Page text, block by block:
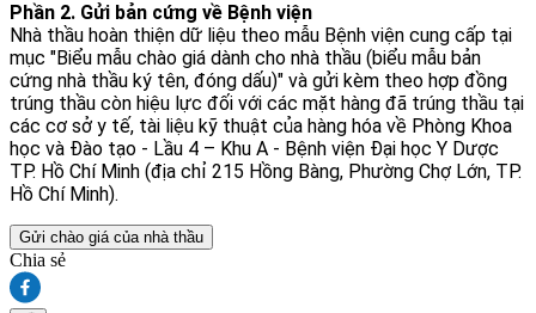
Phần 2. Gửi bản cứng về Bệnh viện
Nhà thầu hoàn thiện dữ liệu theo mẫu Bệnh viện cung cấp tại
mục "Biểu mẫu chào giá dành cho nhà thầu (biểu mẫu bản
cứng nhà thầu ký tên, đóng dấu)" và gửi kèm theo hợp đồng
trúng thầu còn hiệu lực đối với các mặt hàng đã trúng thầu tại
các cơ sở y tế, tài liệu kỹ thuật của hàng hóa về Phòng Khoa
học và Đào tạo - Lầu 4 – Khu A - Bệnh viện Đại học Y Dược
TP. Hồ Chí Minh (địa chỉ 215 Hồng Bàng, Phường Chợ Lớn, TP.
Hồ Chí Minh).
Gửi chào giá của nhà thầu
Chia sẻ